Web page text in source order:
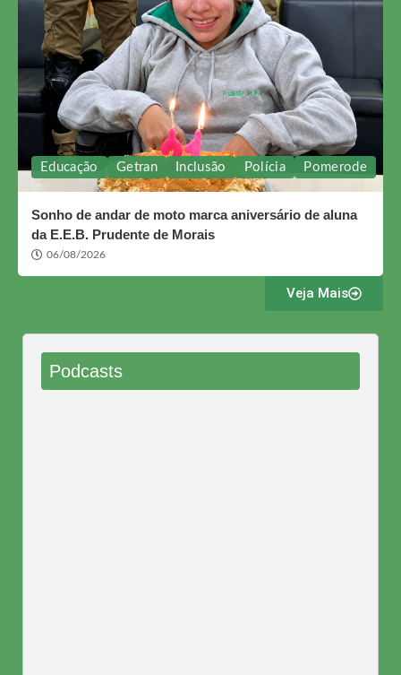
Educação Getran Inclusão Polícia Pomerode
Sonho de andar de moto marca aniversário de aluna
da E.E.B. Prudente de Morais
06/08/2026
Veja Mais
Podcasts